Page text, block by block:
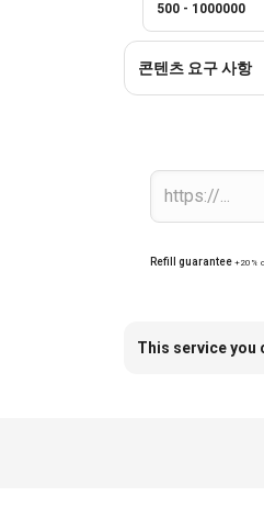
500 - 1000000
콘텐츠 요구 사항
Refill guarantee +20%
This service you